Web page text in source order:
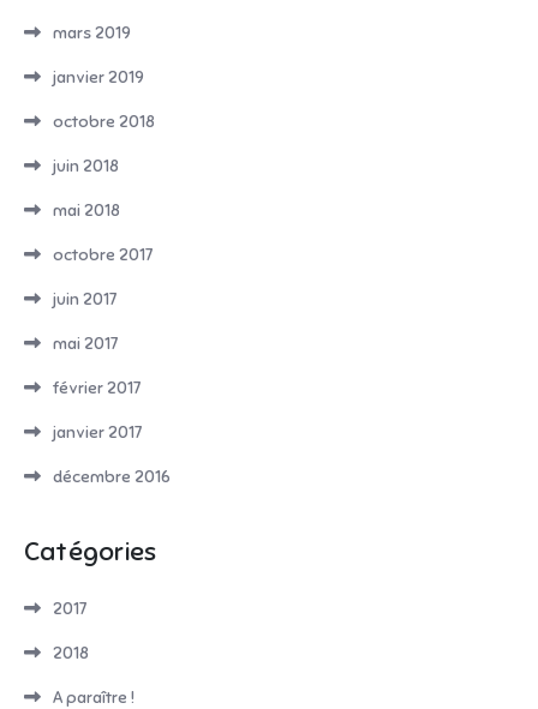
mars 2019
janvier 2019
octobre 2018
juin 2018
mai 2018
octobre 2017
juin 2017
mai 2017
février 2017
janvier 2017
décembre 2016
Catégories
2017
2018
A paraître !